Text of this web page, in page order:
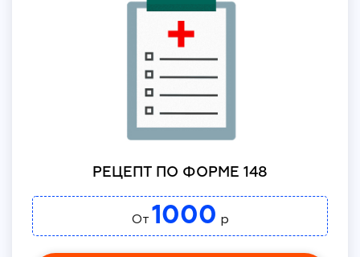
РЕЦЕПТ ПО ФОРМЕ 148
От 1000 р